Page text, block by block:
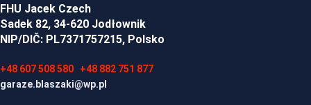
FHU Jacek Czech
Sadek 82, 34-620 Jodłownik
NIP/DIČ: PL7371757215, Polsko
+48 607 508 580
+48 882 751 877
garaze.blaszaki@wp.pl